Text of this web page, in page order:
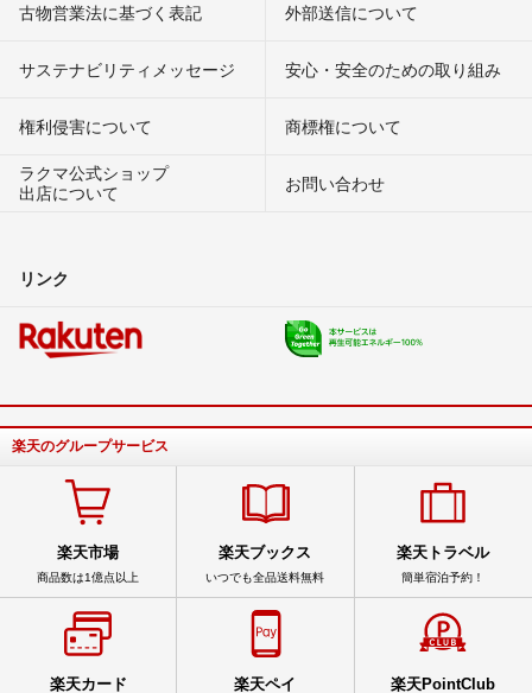
古物営業法に基づく表記 外部送信について
サステナビリティメッセージ 安心・安全のための取り組み
権利侵害について
商標権について
ラクマ公式ショップ
出店について
お問い合わせ
リンク
楽天のグループサービス
楽天市場
商品数は1億点以上
楽天ブックス
いつでも全品送料無料
楽天トラベル
簡単宿泊予約！
楽天カード 楽天ペイ 楽天PointClub